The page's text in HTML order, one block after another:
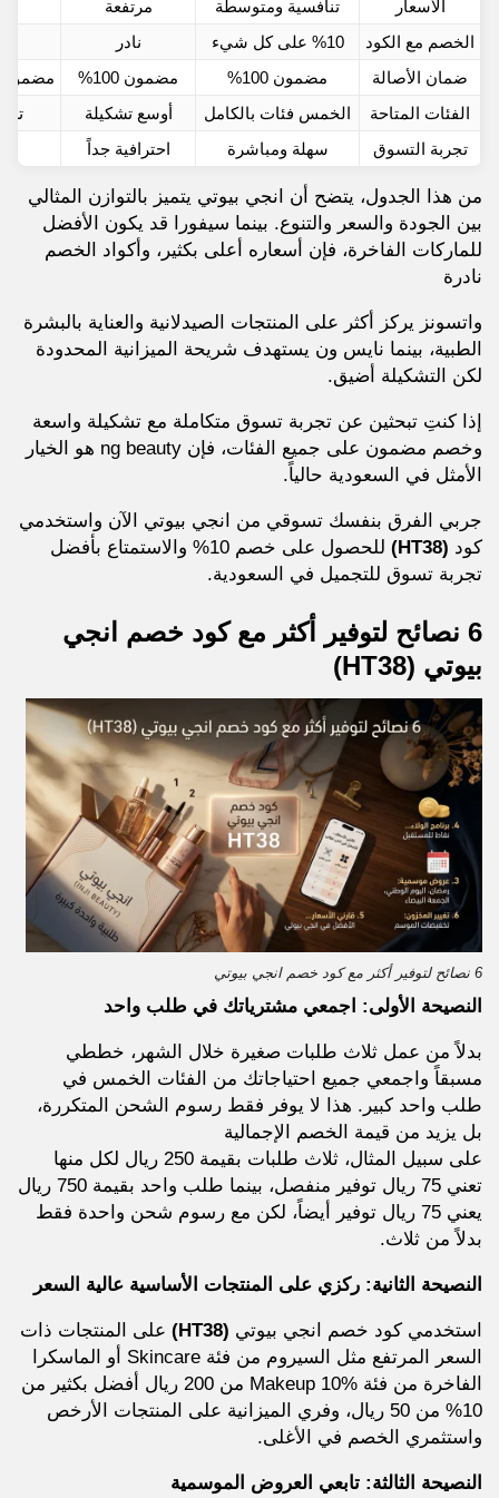
الأسعار تنافسية ومتوسطة
مرتفعة
الخصم مع الكود
%10 على كل شيء نادر
ضمان الأصالة
مضمون 100% مضمون 100%
مضمون
الفئات المتاحة
الخمس فئات بالكامل أوسع تشكيلة
تجربة التسوق
سهلة ومباشرة احترافية جداً
من هذا الجدول، يتضح أن انجي بيوتي يتميز بالتوازن المثالي
بين الجودة والسعر والتنوع. بينما سيفورا قد يكون الأفضل
للماركات الفاخرة، فإن أسعاره أعلى بكثير، وأكواد الخصم
نادرة
واتسونز يركز أكثر على المنتجات الصيدلانية والعناية بالبشرة
الطبية، بينما نايس ون يستهدف شريحة الميزانية المحدودة
لكن التشكيلة أضيق.
إذا كنتِ تبحثين عن تجربة تسوق متكاملة مع تشكيلة واسعة
وخصم مضمون على جميع الفئات، فإن ng beauty هو الخيار
الأمثل في السعودية حالياً.
جربي الفرق بنفسك تسوقي من انجي بيوتي الآن واستخدمي
كود (HT38)
للحصول على خصم 10% والاستمتاع بأفضل
تجربة تسوق للتجميل في السعودية.
6 نصائح لتوفير أكثر مع كود خصم انجي
بيوتي (HT38)
6 نصائح لتوفير أكثر مع كود خصم انجي بيوتي
النصيحة الأولى: اجمعي مشترياتك في طلب واحد
بدلاً من عمل ثلاث طلبات صغيرة خلال الشهر، خططي
مسبقاً واجمعي جميع احتياجاتك من الفئات الخمس في
طلب واحد كبير. هذا لا يوفر فقط رسوم الشحن المتكررة،
بل يزيد من قيمة الخصم الإجمالية
على سبيل المثال، ثلاث طلبات بقيمة 250 ريال لكل منها
تعني 75 ريال توفير منفصل، بينما طلب واحد بقيمة 750 ريال
يعني 75 ريال توفير أيضاً، لكن مع رسوم شحن واحدة فقط
بدلاً من ثلاث.
النصيحة الثانية: ركزي على المنتجات الأساسية عالية السعر
استخدمي كود خصم انجي بيوتي (HT38)
على المنتجات ذات
السعر المرتفع مثل السيروم من فئة Skincare أو الماسكرا
الفاخرة من فئة Makeup 10% من 200 ريال أفضل بكثير من
10% من 50 ريال، وفري الميزانية على المنتجات الأرخص
واستثمري الخصم في الأغلى.
النصيحة الثالثة: تابعي العروض الموسمية